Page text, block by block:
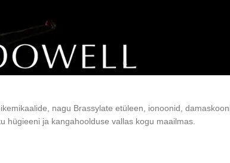
nagu Brassylate etüleen, ionoonid,
hügieeni ja kangahoolduse vallas kogu maailmas.